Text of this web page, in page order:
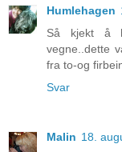
Humlehagen
Så kjekt å
vegne..dette
fra to-og
Svar
Malin 18.